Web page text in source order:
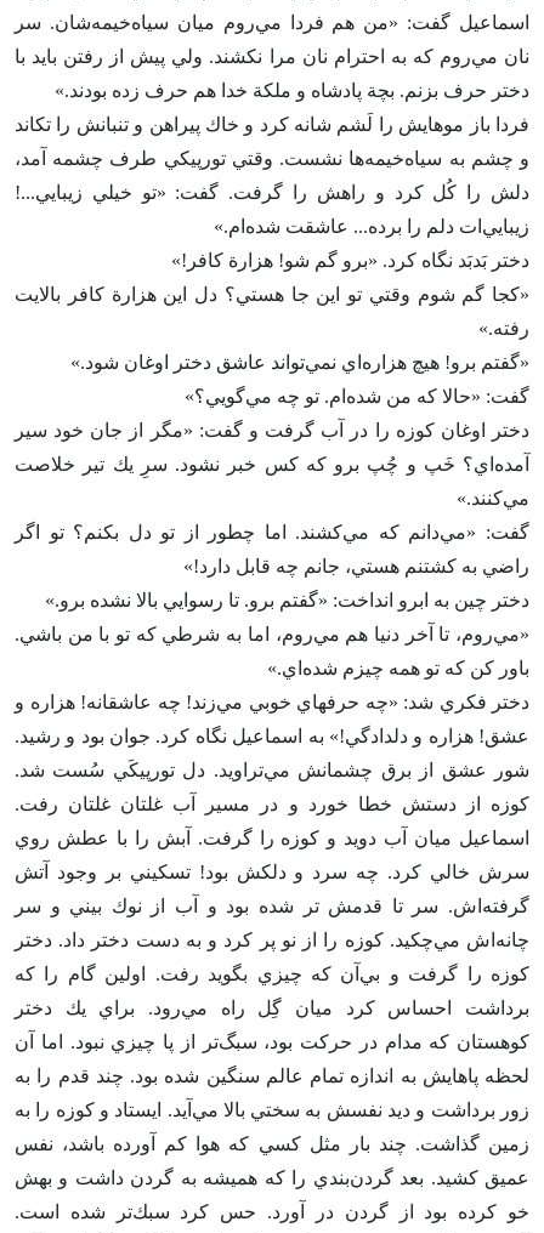
اسماعيل گفت‌: «من هم فردا مي‌روم ميان سياه‌خيمه‌شان‌. سر
نان مي‌روم كه به احترام نان مرا نكشند. ولي پيش از رفتن بايد با
دختر حرف بزنم‌. بچة پادشاه و ملكة خدا هم حرف زده بودند.»
فردا باز موهايش را لَشم شانه كرد و خاك پيراهن و تنبانش را تكاند
و چشم به سياه‌خيمه‌ها نشست‌. وقتي تورپيكي طرف چشمه آمد،
دلش را كُل كرد و راهش را گرفت‌. گفت‌: «تو خيلي زيبايي‌...!
زيبايي‌ات دلم را برده‌... عاشقت شده‌ام‌.»
دختر بَدبَد نگاه كرد. «برو گم شو! هزارة كافر!»
«كجا گم شوم وقتي تو اين جا هستي‌؟ دل اين هزارة كافر بالايت
رفته‌.»
«گفتم برو! هيچ هزاره‌اي نمي‌تواند عاشق دختر اوغان شود.»
گفت‌: «حالا كه من شده‌ام‌. تو چه مي‌گويي‌؟»
دختر اوغان كوزه را در آب گرفت و گفت‌: «مگر از جان خود سير
آمده‌اي‌؟ خَپ و چُپ برو كه كس خبر نشود. سرِ يك تير خلاصت
مي‌كنند.»
گفت‌: «مي‌دانم كه مي‌كشند. اما چطور از تو دل بكنم‌؟ تو اگر
راضي به كشتنم هستي‌، جانم چه قابل دارد!»
دختر چين به ابرو انداخت‌: «گفتم برو. تا رسوايي بالا نشده برو.»
«مي‌روم‌، تا آخر دنيا هم مي‌روم‌، اما به شرطي كه تو با من باشي‌.
باور كن كه تو همه چيزم شده‌اي‌.»
دختر فكري شد: «چه حرفهاي خوبي مي‌زند! چه عاشقانه‌! هزاره و
عشق‌! هزاره و دلدادگي‌!» به اسماعيل نگاه كرد. جوان بود و رشيد.
شور عشق از برق چشمانش مي‌تراويد. دل تورپيكَي سُست شد.
كوزه از دستش خطا خورد و در مسير آب غلتان غلتان رفت‌.
اسماعيل ميان آب دويد و كوزه را گرفت‌. آبش را با عطش روي
سرش خالي كرد. چه سرد و دلكش بود! تسكيني بر وجود آتش
گرفته‌اش‌. سر تا قدمش تر شده بود و آب از نوك بيني و سر
چانه‌اش مي‌چكيد. كوزه را از نو پر كرد و به دست دختر داد. دختر
كوزه را گرفت و بي‌آن كه چيزي بگويد رفت‌. اولين گام را كه
برداشت احساس كرد ميان گِل راه مي‌رود. براي يك دختر
كوهستان كه مدام در حركت بود، سبگ‌تر از پا چيزي نبود. اما آن
لحظه پاهايش به اندازه تمام عالم سنگين شده بود. چند قدم را به
زور برداشت و ديد نفسش به سختي بالا مي‌آيد. ايستاد و كوزه را به
زمين گذاشت‌. چند بار مثل كسي كه هوا كم آورده باشد، نفس
عميق كشيد. بعد گردن‌بندي را كه هميشه به گردن داشت و بهش
خو كرده بود از گردن در آورد. حس كرد سبك‌تر شده است‌.